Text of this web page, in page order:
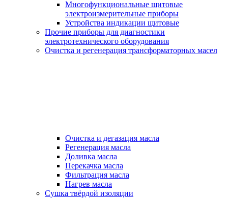
Многофункциональные щитовые
электроизмерительные приборы
Устройства индикации щитовые
Прочие приборы для диагностики
электротехнического оборудования
Очистка и регенерация трансформаторных масел
Очистка и дегазация масла
Регенерация масла
Доливка масла
Перекачка масла
Фильтрация масла
Нагрев масла
Сушка твёрдой изоляции